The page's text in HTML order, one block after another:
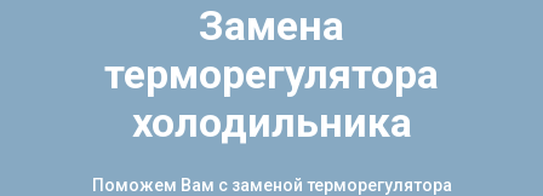
Замена
терморегулятора
холодильника
Поможем Вам с заменой терморегулятора